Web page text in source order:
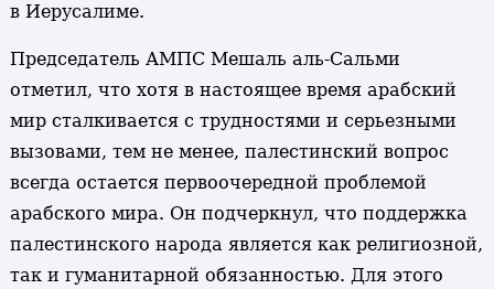
в Иерусалиме.
Председатель АМПС Мешаль аль-Сальми
отметил, что хотя в настоящее время арабский
мир сталкивается с трудностями и серьезными
вызовами, тем не менее, палестинский вопрос
всегда остается первоочередной проблемой
арабского мира. Он подчеркнул, что поддержка
палестинского народа является как религиозной,
так и гуманитарной обязанностью. Для этого